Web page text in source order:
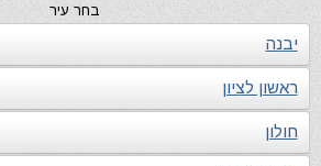
בחר עיר
יבנה
ראשון לציון
חולון